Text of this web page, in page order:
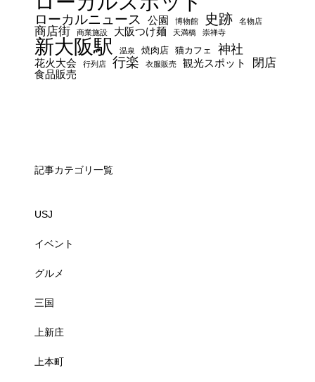
ローカルニュース 公園 博物館 史跡 名物店
商店街 商業施設 大阪つけ麺 天満橋 崇禅寺
新大阪駅 温泉 焼肉店 猫カフェ 神社
花火大会 行列店 行楽 衣服販売 観光スポット 閉店
食品販売
記事カテゴリ一覧
USJ
イベント
グルメ
三国
上新庄
上本町